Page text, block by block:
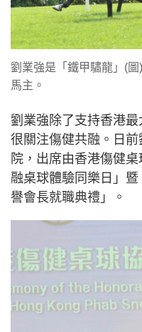
劉業強是「鐵甲驌龍」(圖
馬主。
劉業強除了支持香港
很關注傷健共融。日
院，出席由香港傷健
融桌球體驗同樂日」
譽會長就職典禮」。